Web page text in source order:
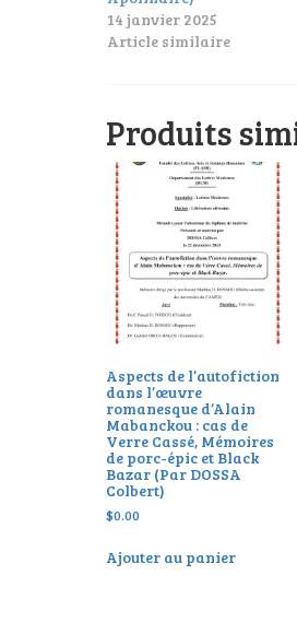
14 janvier 2025
Article similaire
Produits
Aspects de l’autofiction
dans l’œuvre
romanesque d’Alain
Mabanckou : cas de
Verre Cassé, Mémoires
de porc-épic et Black
Bazar (Par DOSSA
Colbert)
$0.00
Ajouter au panier